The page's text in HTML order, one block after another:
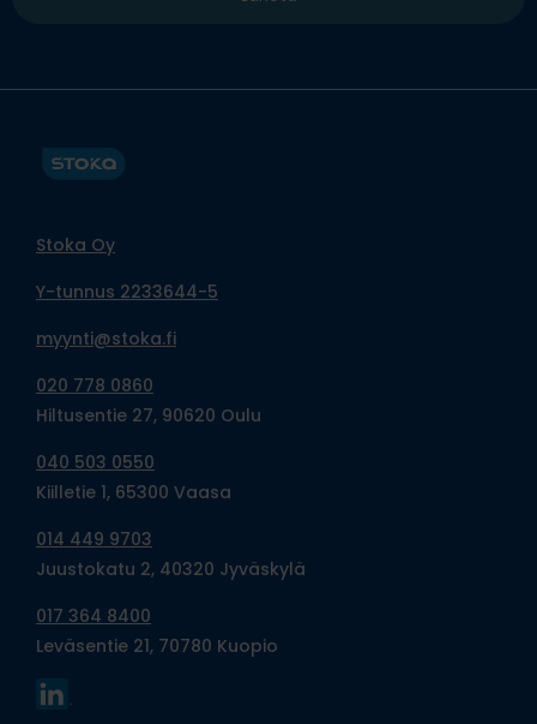
Stoka Oy
Y-tunnus 2233644-5
myynti@stoka.fi
020 778 0860
Hiltusentie 27, 90620 Oulu
040 503 0550
Kiilletie 1, 65300 Vaasa
014 449 9703
Juustokatu 2, 40320 Jyväskylä
017 364 8400
Leväsentie 21, 70780 Kuopio